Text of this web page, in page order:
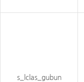
s_lclas_gubun